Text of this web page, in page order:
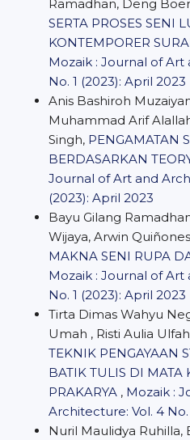
Ramadhan, Deng
SERTA PROSES SENI
KONTEMPORER
Mozaik : Journal of Art
No. 1 (2023): April 2023
Anis Bashiroh
Muhammad Arif
Singh, PENGAMATAN
BERDASARKAN
Journal of Art and
(2023): April 2023
Bayu Gilang
Wijaya, Arwin
MAKNA SENI RUPA
Mozaik : Journal of Art
No. 1 (2023): April 2023
Tirta Dimas Wahyu
Umah , Risti Aulia
TEKNIK PENGAYAAN
BATIK TULIS DI MATA
PRAKARYA , Mozaik :
Architecture: Vol. 4
Nuril Maulidya Ruhilla,